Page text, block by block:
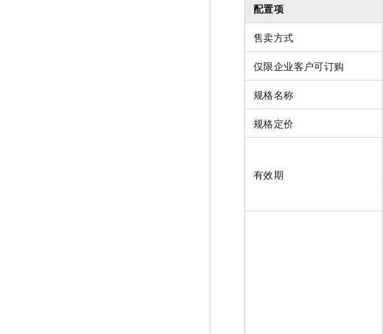
配置项
售卖方式
仅限企业客户可订购
规格名称
规格定价
有效期